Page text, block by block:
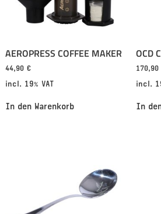
AEROPRESS COFFEE MAKER
44,90 €
incl. 19% VAT
In den Warenkorb
OCD
170,90
incl.
In